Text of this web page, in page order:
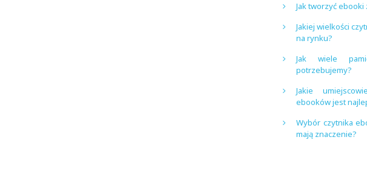
Jak tworzyć ebooki
Jakiej wielkości
na rynku?
Jak wiele
potrzebujemy?
Jakie
ebooków jest
Wybór czytnika
mają znaczenie?